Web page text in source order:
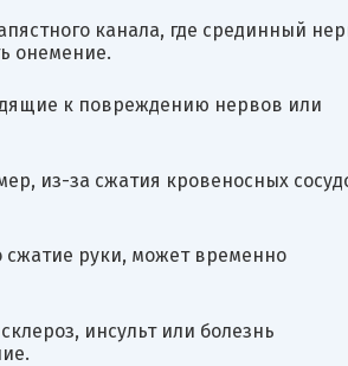
канала, где срединный
онемение.
к повреждению нервов или
из-за сжатия кровеносных
сжатие руки, может временно
инсульт или болезнь